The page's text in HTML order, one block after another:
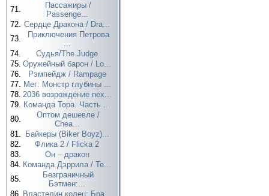
71.
Пассажиры /
Passenge...
72. Сердце Дракона / Dra...
73.
Приключения Петрова
...
74.
Судья/The Judge
75. Оружейный барон / Lo...
76.
Рэмпейдж / Rampage
77. Мег: Монстр глубины ...
78. 2036 возрождение nex...
79. Команда Тора. Часть ...
80.
Оптом дешевле /
Chea...
81.
Байкеры (Biker Boyz)...
82.
Флика 2 / Flicka 2
83.
Он – дракон
84. Команда Дэррила / Te...
85.
Безграничный
Бэтмен:...
86. Властелин колец: Бра...